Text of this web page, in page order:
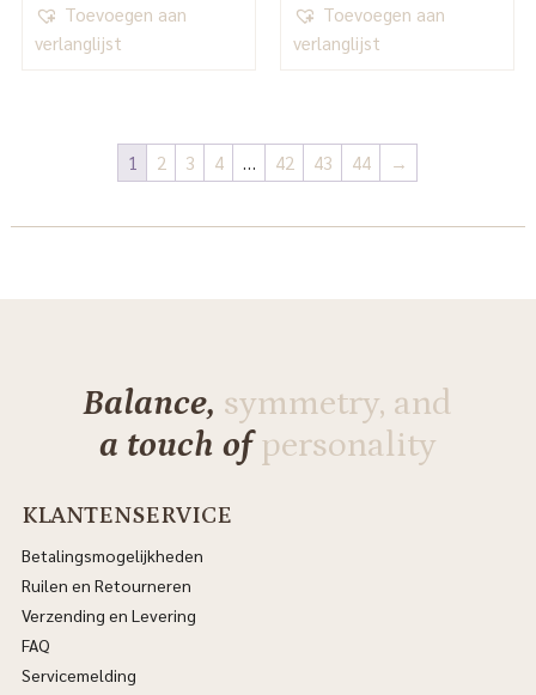
Toevoegen aan
verlanglijst
Toevoegen aan
verlanglijst
1 2 3 4 … 42 43 44 →
Balance, symmetry, and
a touch ofpersonality
KLANTENSERVICE
Betalingsmogelijkheden
Ruilen en Retourneren
Verzending en Levering
FAQ
Servicemelding